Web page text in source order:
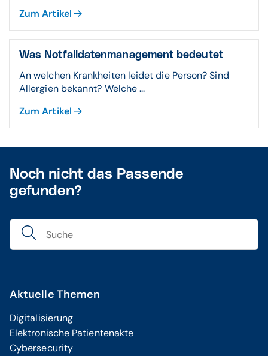
Zum Artikel
Was Notfalldatenmanagement bedeutet
An welchen Krankheiten leidet die Person? Sind
Allergien bekannt? Welche ...
Zum Artikel
Noch nicht das Passende
gefunden?
Aktuelle Themen
Digitalisierung
Elektronische Patientenakte
Cybersecurity